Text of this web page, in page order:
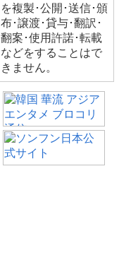
を複製･公開･送信･頒
布･譲渡･貸与･翻訳･
翻案･使用許諾･転載
などをすることはで
きません。